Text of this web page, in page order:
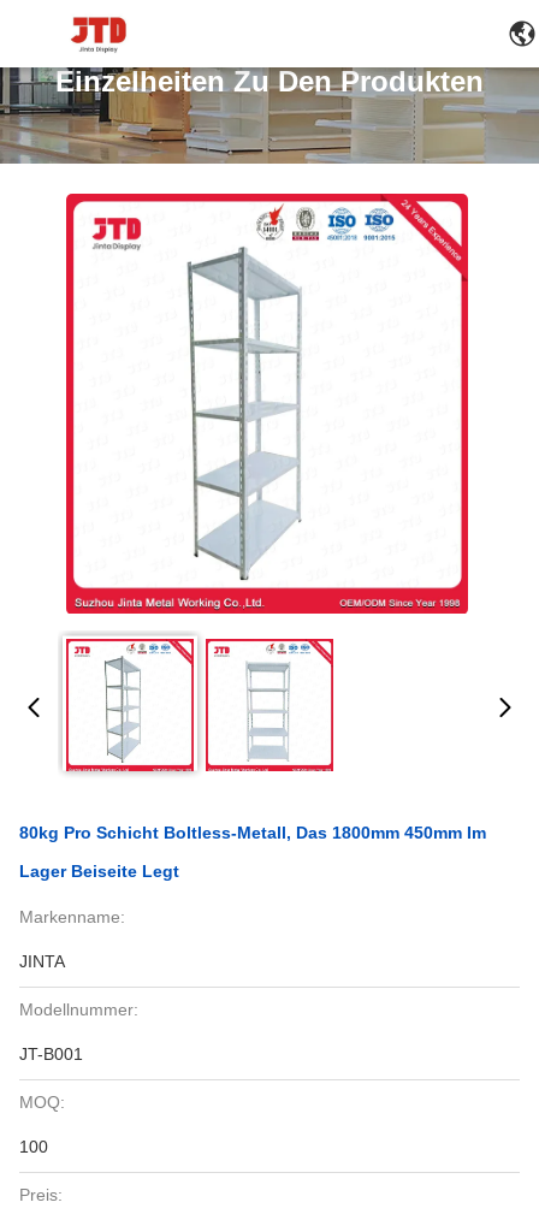
Einzelheiten Zu Den Produkten
80kg Pro Schicht Boltless-Metall, Das 1800mm 450mm Im
Lager Beiseite Legt
Markenname:
JINTA
Modellnummer:
JT-B001
MOQ:
100
Preis: